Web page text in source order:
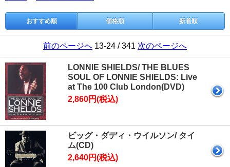
おすすめ順 価格順 新着順
前のページへ 13-24 / 341 次のページへ
LONNIE SHIELDS/ THE BLUES
SOUL OF LONNIE SHIELDS: Live
at The 100 Club London(DVD)
2,860円(税込)
ビッグ・ダディ・ウイルソン/ タイ
ム(CD)
2,640円(税込)